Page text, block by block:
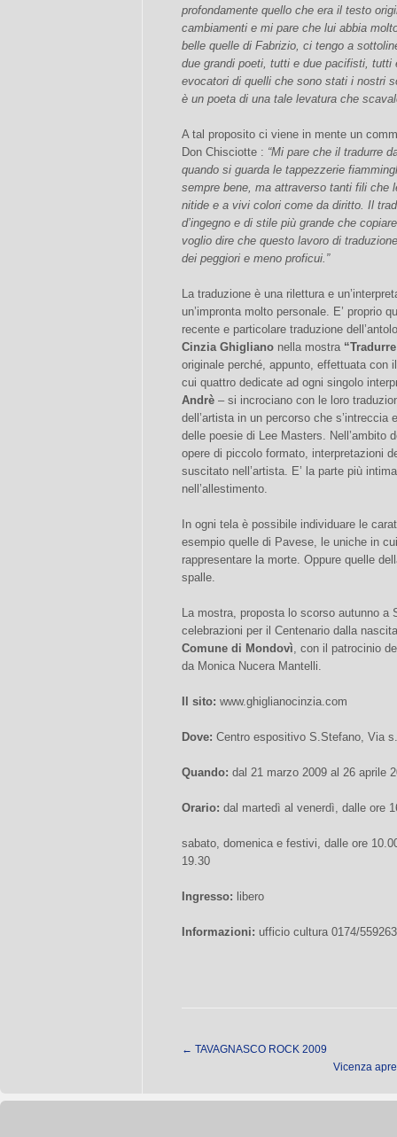
profondamente quello che era il testo
cambiamenti e mi pare che lui abbia
belle quelle di Fabrizio, ci tengo a
due grandi poeti, tutti e due pacifisti,
evocatori di quelli che sono stati i nostri
è un poeta di una tale levatura che
A tal proposito ci viene in mente un
Don Chisciotte : “Mi pare che il tradurre
quando si guarda le tappezzerie
sempre bene, ma attraverso tanti fili che
nitide e a vivi colori come da diritto. Il
d’ingegno e di stile più grande che
voglio dire che questo lavoro di
dei peggiori e meno proficui.”
La traduzione è una rilettura e
un’impronta molto personale. E’ proprio
recente e particolare traduzione
Cinzia Ghigliano nella mostra
originale perché, appunto, effettuata con
cui quattro dedicate ad ogni singolo
Andrè – si incrociano con le loro
dell’artista in un percorso che
delle poesie di Lee Masters. Nell’ambito
opere di piccolo formato, interpretazioni
suscitato nell’artista. E’ la parte più
nell’allestimento.
In ogni tela è possibile individuare le
esempio quelle di Pavese, le uniche in
rappresentare la morte. Oppure quelle
spalle.
La mostra, proposta lo scorso autunno a
celebrazioni per il Centenario dalla
Comune di Mondovì, con il patrocinio
da Monica Nucera Mantelli.
Il sito: www.ghiglianocinzia.com
Dove: Centro espositivo S.Stefano, Via
Quando: dal 21 marzo 2009 al 26 aprile
Orario: dal martedì al venerdì, dalle ore
sabato, domenica e festivi, dalle ore
19.30
Ingresso: libero
Informazioni: ufficio cultura 0174/559263
← TAVAGNASCO ROCK 2009
Vicenza